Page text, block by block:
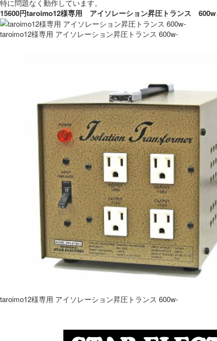
15600円taroimo12様専用　アイソレーション昇圧トランス　
taroimo12様専用 アイソレーション昇圧トランス 600w-
taroimo12様専用 アイソレーション昇圧トランス 600w-